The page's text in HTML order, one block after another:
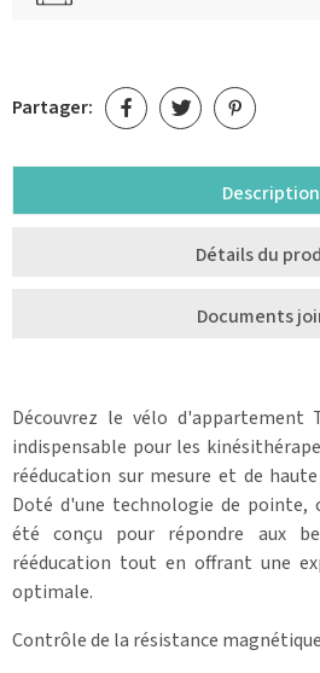
Partager:
Description
Détails du
Documents
Découvrez le vélo d'appartement
indispensable pour les
rééducation sur mesure et de
Doté d'une technologie de pointe,
été conçu pour répondre aux
rééducation tout en offrant une
optimale.
Contrôle de la résistance